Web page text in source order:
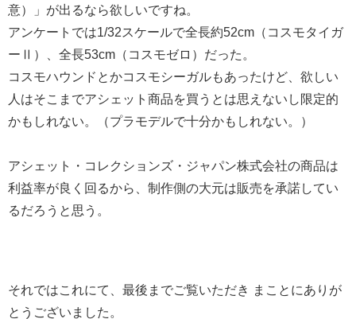
意）」が出るなら欲しいですね。
アンケートでは1/32スケールで全長約52cm（コスモタイガ
ーⅡ）、全長53cm（コスモゼロ）だった。
コスモハウンドとかコスモシーガルもあったけど、欲しい
人はそこまでアシェット商品を買うとは思えないし限定的
かもしれない。（プラモデルで十分かもしれない。）
アシェット・コレクションズ・ジャパン株式会社の商品は
利益率が良く回るから、制作側の大元は販売を承諾してい
るだろうと思う。
それではこれにて、最後までご覧いただき まことにありが
とうございました。